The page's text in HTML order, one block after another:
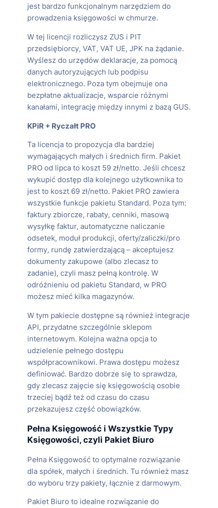
jest bardzo funkcjonalnym narzędziem do
prowadzenia księgowości w chmurze.
W tej licencji rozliczysz ZUS i PIT
przedsiębiorcy, VAT, VAT UE, JPK na żądanie.
Wyślesz do urzędów deklaracje, za pomocą
danych autoryzujących lub podpisu
elektronicznego. Poza tym obejmuje ona
bezpłatne aktualizacje, wsparcie różnymi
kanałami, integrację między innymi z bazą GUS.
KPiR + Ryczałt PRO
Ta licencja to propozycja dla bardziej
wymagających małych i średnich firm. Pakiet
PRO od lipca to koszt 59 zł/netto. Jeśli chcesz
wykupić dostęp dla kolejnego użytkownika to
jest to koszt 69 zł/netto. Pakiet PRO zawiera
wszystkie funkcje pakietu Standard. Poza tym:
faktury zbiorcze, rabaty, cenniki, masową
wysyłkę faktur, automatyczne naliczanie
odsetek, moduł produkcji, oferty/zaliczki/pro
formy, rundę zatwierdzającą – akceptujesz
dokumenty zakupowe (albo zlecasz to
zadanie), czyli masz pełną kontrolę. W
odróżnieniu od pakietu Standard, w PRO
możesz mieć kilka magazynów.
W tym pakiecie dostępne są również integracje
API, przydatne szczególnie sklepom
internetowym. Kolejna ważna opcja to
udzielenie pełnego dostępu
współpracownikowi. Prawa dostępu możesz
definiować. Bardzo dobrze się to sprawdza,
gdy zlecasz zajęcie się księgowością osobie
trzeciej bądź też od czasu do czasu
przekazujesz część obowiązków.
Pełna Księgowość i Wszystkie Typy
Księgowości, czyli Pakiet Biuro
Pełna Księgowość to optymalne rozwiązanie
dla spółek, małych i średnich. Tu również masz
do wyboru trzy pakiety, łącznie z darmowym.
Pakiet Biuro to idealne rozwiązanie do